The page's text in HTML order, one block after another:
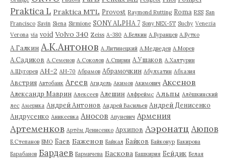
Praktica L Praktica MTL Provost Raymond Rutting Roma RSS San
Francisco Savin Siena Sirmione SONY ALPHA 7 Sony NEX-5T Suchy Venezia
Verona via void Volvo 340 Zeiss А-380 А.Белкин А.Буранцев А.Бутко
А.Галкин А.К.Антонов А.Литинецкий А.Медведев А.Морев
А.Садиков А.Семенов А.Соколов А.Спирин А.Ушаков А.Халтурин
А.Щугорев АН-2 АН-70 Абрамов Абрамочкин Абулхатин Абхазия
Австрия Автобанк Агеев Агидель Акимов Акимович Аксенов
Александр Маврин Алексеев Алешин Алфреймс Альпы Алёшкинский
лес Америка Андрей Антонов Андрей Васильев Андрей Денисенко
Андрусенко Аникеевка Аносов Апуневич Армения
Артеменков Артём Денисенко Архипов Аэронатц Аюпов
Б.Степанов БМО Баев Баженов Байкал Байков Байконур Бакирова
Барабанов Бардаев Бармичева Баскова Башкирия Бейдик Белая